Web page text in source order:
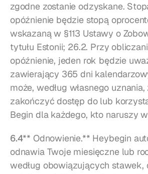
zgodne zostanie odzyskane.
opóźnienie będzie stopą
wskazaną w §113 Ustawy o
tytułu Estonii; 26.2. Przy
opóźnienie, jeden rok będzie
zawierający 365 dni
może, według własnego
zakończyć dostęp do lub
Begin dla każdego, kto naruszy
6.4** Odnowienie.** Heybegin
odnawia Twoje miesięczne lub
według obowiązujących stawek,